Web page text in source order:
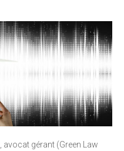
, avocat gérant (Green Law